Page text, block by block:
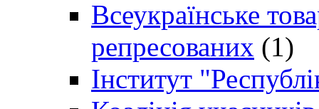
Всеукраїнське
репресованих (1)
Інститут